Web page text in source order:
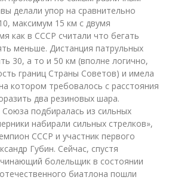
делали упор на сравнительно
максимум 15 км с двумя
как в СССР считали что бегать
меньше. Дистанция патрульных
30, а то и 50 км (вполне логично,
границ Страны Советов) и имела
котором требовалось с расстояния
два резиновых шара.
подбиралась из сильных
набирали сильных стрелков»,
СССР и участник первого
Губин. Сейчас, спустя
болельщик в состоянии
биатлона пошли